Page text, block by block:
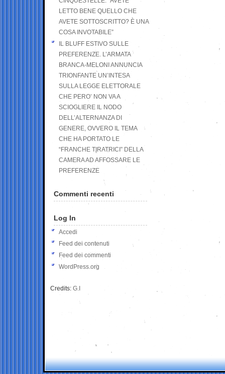
LETTO BENE QUELLO CHE
AVETE SOTTOSCRITTO? È UNA
COSA INVOTABILE”
IL BLUFF ESTIVO SULLE
PREFERENZE. L’ARMATA
BRANCA-MELONI ANNUNCIA
TRIONFANTE UN’INTESA
SULLA LEGGE ELETTORALE
CHE PERO’ NON VA A
SCIOGLIERE IL NODO
DELL’ALTERNANZA DI
GENERE, OVVERO IL TEMA
CHE HA PORTATO LE
“FRANCHE TIRATRICI” DELLA
CAMERA AD AFFOSSARE LE
PREFERENZE
Commenti recenti
Log In
Accedi
Feed dei contenuti
Feed dei commenti
WordPress.org
Credits: G.I